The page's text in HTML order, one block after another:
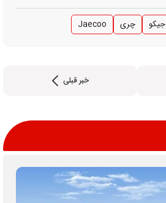
جیکو چری Jaecoo
خبر قبلی